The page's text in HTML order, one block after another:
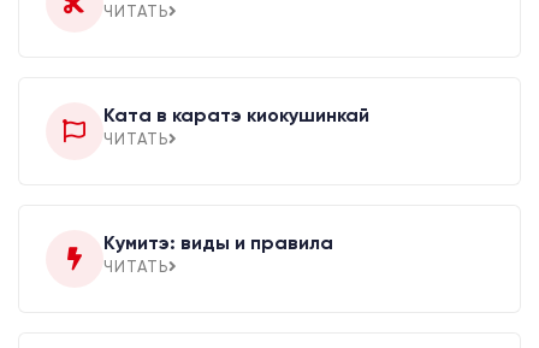
ЧИТАТЬ
Ката в каратэ киокушинкай
ЧИТАТЬ
Кумитэ: виды и правила
ЧИТАТЬ